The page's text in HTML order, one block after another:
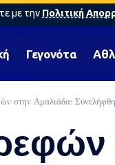
με την Πολιτική
Γεγονότα
στην Αμαλιάδα: